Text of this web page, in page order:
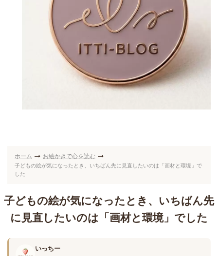
ホーム お絵かきで心を読む
子どもの絵が気になったとき、いちばん先に見直したいのは「画材と環境」で
した
子どもの絵が気になったとき、いちばん先
に見直したいのは「画材と環境」でした
いっちー